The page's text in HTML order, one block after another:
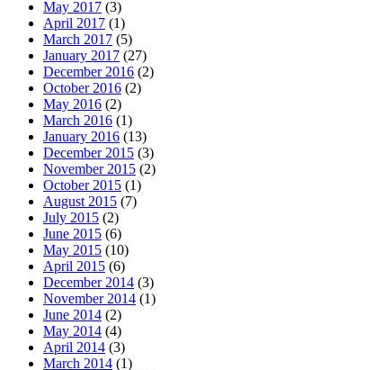
May 2017 (3)
April 2017 (1)
March 2017 (5)
January 2017 (27)
December 2016 (2)
October 2016 (2)
May 2016 (2)
March 2016 (1)
January 2016 (13)
December 2015 (3)
November 2015 (2)
October 2015 (1)
August 2015 (7)
July 2015 (2)
June 2015 (6)
May 2015 (10)
April 2015 (6)
December 2014 (3)
November 2014 (1)
June 2014 (2)
May 2014 (4)
April 2014 (3)
March 2014 (1)